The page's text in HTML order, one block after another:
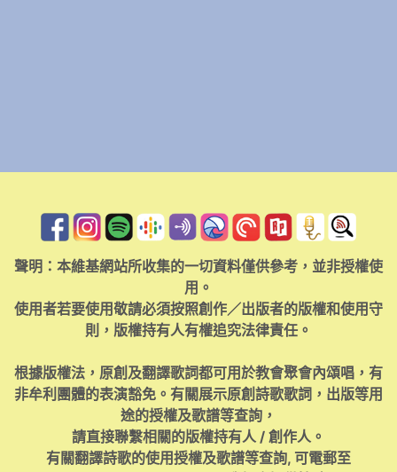
聲明：本維基網站所收集的一切資料僅供參考，並非授權使
用。
使用者若要使用敬請必須按照創作／出版者的版權和使用守
則，版權持有人有權追究法律責任。
根據版權法，原創及翻譯歌詞都可用於教會聚會內頌唱，有
非牟利團體的表演豁免。有關展示原創詩歌歌詞，出版等用
途的授權及歌譜等查詢，
請直接聯繫相關的版權持有人 / 創作人。
有關翻譯詩歌的使用授權及歌譜等查詢, 可電郵至